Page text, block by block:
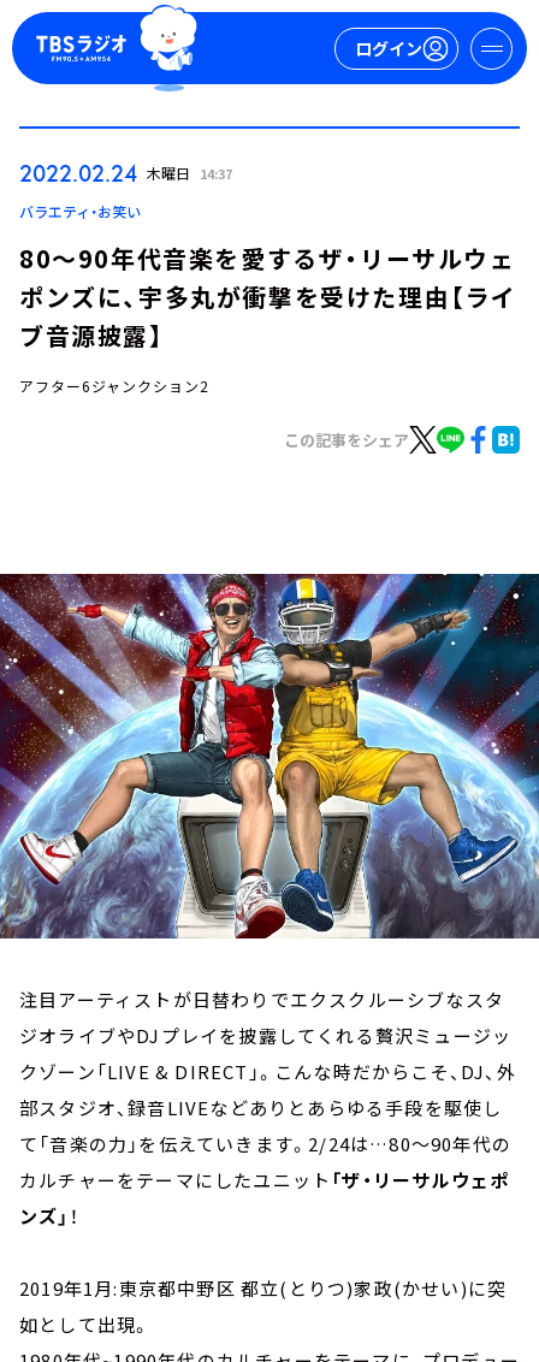
ログイン
ログイン
イベント・グッズ
YouTube
会社情報
2022.02.24 木曜日 14:37
バラエティ・お笑い
80～90年代音楽を愛するザ・リーサルウェ
ポンズに、宇多丸が衝撃を受けた理由【ライ
ブ音源披露】
アフター6ジャンクション2
この記事をシェア
注目アーティストが日替わりでエクスクルーシブなスタ
ジオライブやDJプレイを披露してくれる贅沢ミュージッ
クゾーン「LIVE & DIRECT」。こんな時だからこそ、DJ、外
部スタジオ、録音LIVEなどありとあらゆる手段を駆使し
て「音楽の力」を伝えていきます。2/24は…80～90年代の
カルチャーをテーマにしたユニット 「ザ・リーサルウェポ
ンズ」 ！
2019年1月:東京都中野区 都立(とりつ)家政(かせい)に突
如として出現。